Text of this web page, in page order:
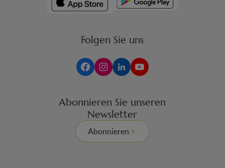
Folgen Sie uns
Abonnieren Sie unseren
Newsletter
Abonnieren